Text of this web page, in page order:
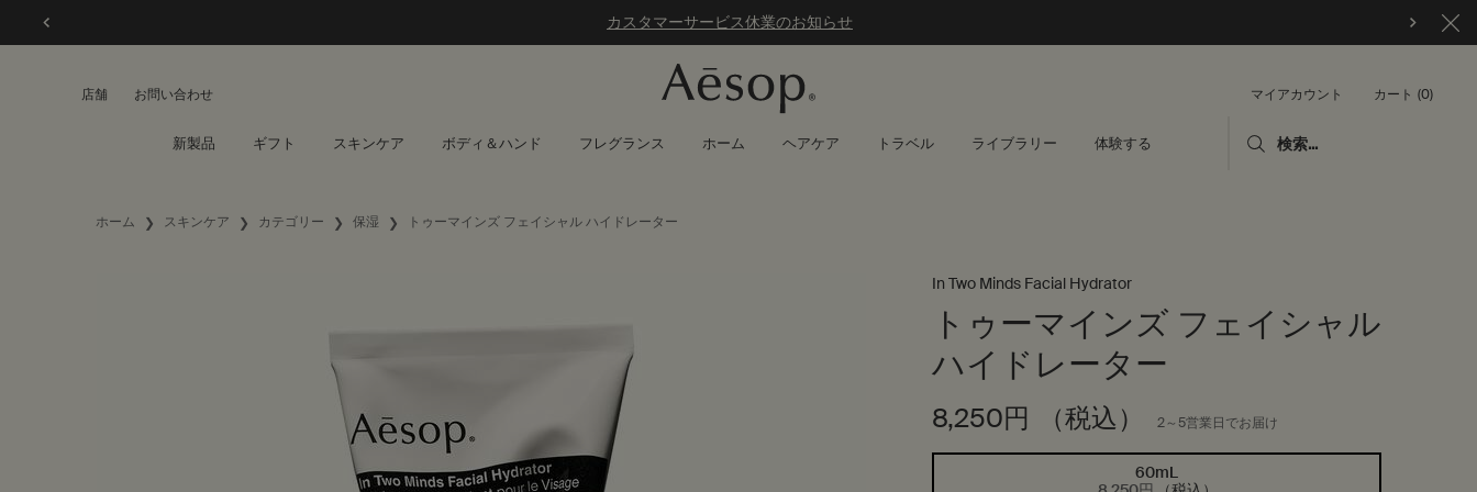
カスタマーサービス休業のお知らせ
店舗 お問い合わせ マイアカウント カート 0
0 カート内の製品
新製品 ギフト スキンケア ボディ＆ハンド フレグランス ホーム ヘアケア トラベル ライブラリー 体験する 検索...
ホーム スキンケア カテゴリー 保湿 トゥーマインズ フェイシャル ハイドレーター
In Two Minds Facial Hydrator
トゥーマインズ フェイシャル
ハイドレーター
8,250円 （税込） 2～5営業日でお届け
60mL